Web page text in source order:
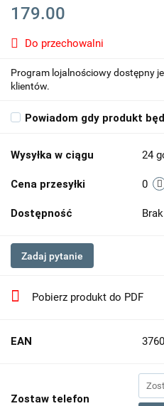
179.00
Do przechowalni
Program lojalnościowy dostępny
klientów.
Powiadom gdy produkt
Wysyłka w ciągu 24
Cena przesyłki 0
Dostępność
Zadaj pytanie
Pobierz produkt do PDF
EAN
Zostaw telefon